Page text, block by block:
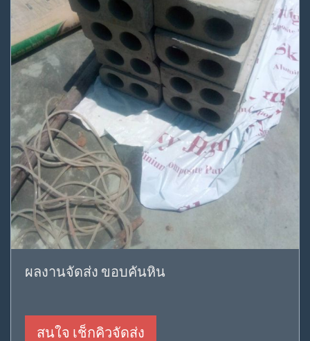
ผลงานจัดส่ง ขอบคันหิน
สนใจ เช็กคิวจัดส่ง